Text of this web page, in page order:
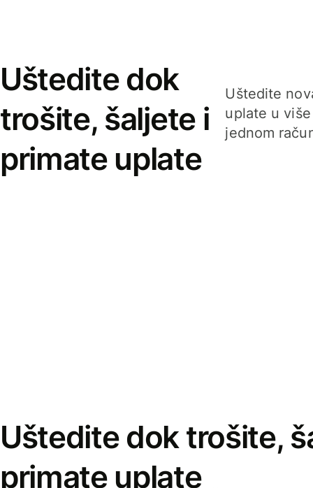
Uštedite dok
trošite, šaljete i
primate uplate
Uštedite
uplate u
jednom
Uštedite dok trošite,
primate uplate